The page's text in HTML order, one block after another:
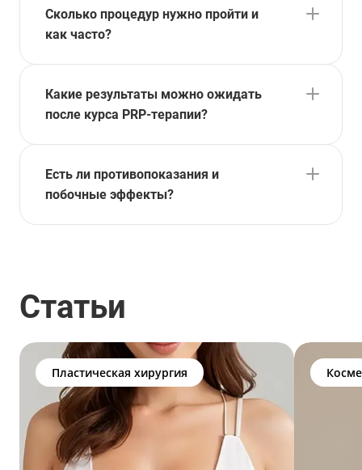
Сколько процедур нужно пройти и
как часто?
Какие результаты можно ожидать
после курса PRP-терапии?
Есть ли противопоказания и
побочные эффекты?
Статьи
Пластическая хирургия